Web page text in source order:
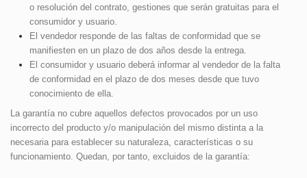
o resolución del contrato, gestiones que serán gratuitas para el
consumidor y usuario.
El vendedor responde de las faltas de conformidad que se
manifiesten en un plazo de dos años desde la entrega.
El consumidor y usuario deberá informar al vendedor de la falta
de conformidad en el plazo de dos meses desde que tuvo
conocimiento de ella.
La garantía no cubre aquellos defectos provocados por un uso
incorrecto del producto y/o manipulación del mismo distinta a la
necesaria para establecer su naturaleza, características o su
funcionamiento. Quedan, por tanto, excluidos de la garantía: